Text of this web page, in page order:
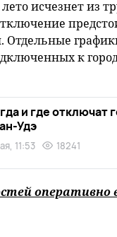
исчезнет из
Отдельные
к
и где отключат
Удэ
11:53 18241
оперативно